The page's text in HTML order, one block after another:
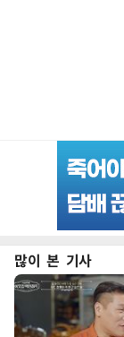
많이 본 기사